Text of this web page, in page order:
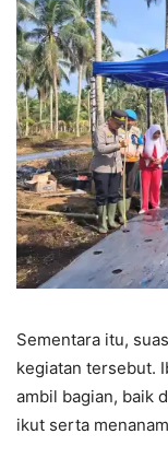
Sementara itu,
kegiatan tersebut.
ambil bagian, baik
ikut serta